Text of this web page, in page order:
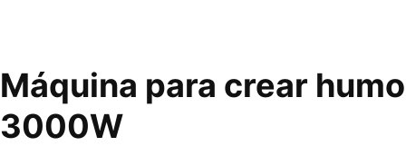
Máquina para crear humo
3000W